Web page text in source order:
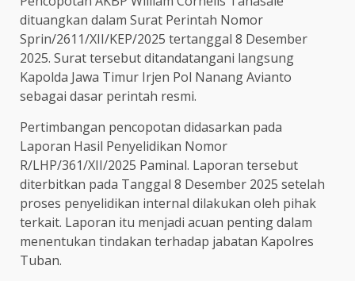
dituangkan dalam Surat Perintah Nomor
Sprin/2611/XII/KEP/2025 tertanggal 8 Desember
2025. Surat tersebut ditandatangani langsung
Kapolda Jawa Timur Irjen Pol Nanang Avianto
sebagai dasar perintah resmi.
Pertimbangan pencopotan didasarkan pada
Laporan Hasil Penyelidikan Nomor
R/LHP/361/XII/2025 Paminal. Laporan tersebut
diterbitkan pada Tanggal 8 Desember 2025 setelah
proses penyelidikan internal dilakukan oleh pihak
terkait. Laporan itu menjadi acuan penting dalam
menentukan tindakan terhadap jabatan Kapolres
Tuban.